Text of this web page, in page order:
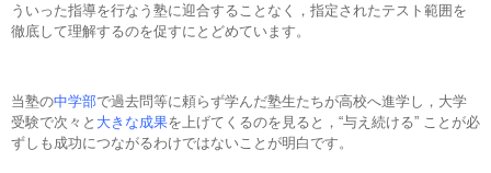
ういった指導を行なう塾に迎合することなく，指定されたテスト範囲を
徹底して理解するのを促すにとどめています。
当塾の中学部で過去問等に頼らず学んだ塾生たちが高校へ進学し，大学
受験で次々と 大きな成果を上げてくるのを見ると，“与え続ける” ことが必
ずしも成功につながるわけではないことが明白です。